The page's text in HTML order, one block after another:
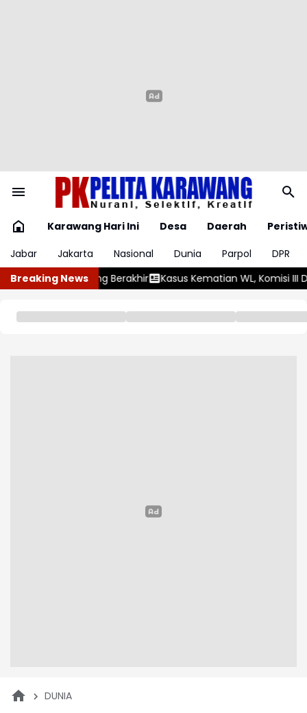
Karawang Hari Ini Desa Daerah
Jabar
Jakarta Nasional Dunia Parpol
DPR
Breaking News
Kasus Kematian WL, Komisi III DPR Akan Panggil Polda Sumut
DUNIA